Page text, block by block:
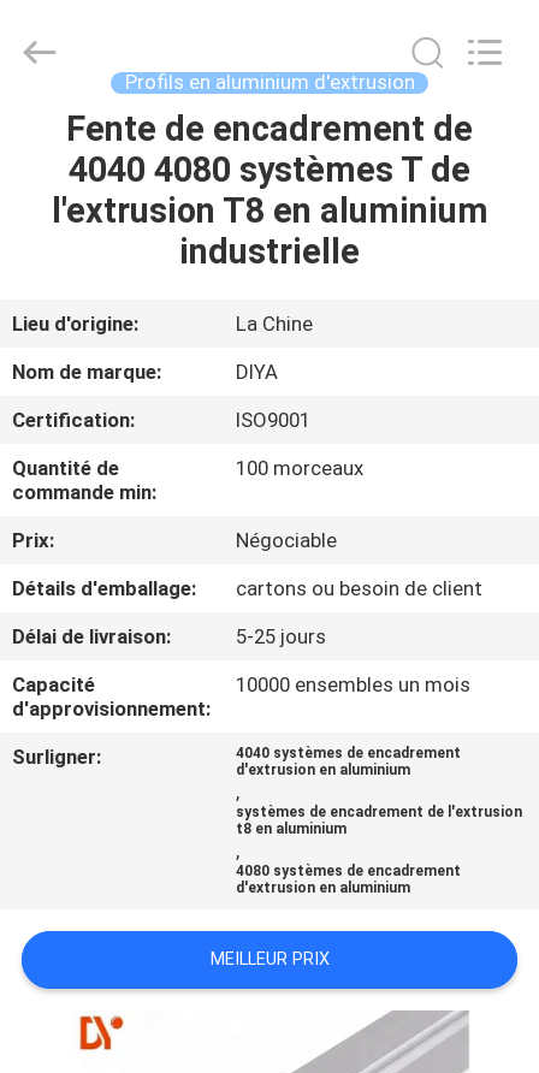
MAISON
PRODUITS
SUJET
DE
NOUS
VISITE
D'USINE
CONTRÔLE
DE
QUALITÉ
CONTACTEZ-
CAS
DEMANDEZ
Equipment
Profils en aluminium d'extrusion
Fente de encadrement de
4040 4080 systèmes T de
l'extrusion T8 en aluminium
industrielle
Lieu d'origine:
La Chine
Nom de marque:
DIYA
Certification:
ISO9001
Quantité de
commande min:
100 morceaux
Prix:
Négociable
Détails d'emballage:
cartons ou besoin de client
Délai de livraison:
5-25 jours
Capacité
d'approvisionnement:
10000 ensembles un mois
Surligner:
4040 systèmes de encadrement
d'extrusion en aluminium
,
systèmes de encadrement de l'extrusion
t8 en aluminium
,
4080 systèmes de encadrement
d'extrusion en aluminium
MEILLEUR PRIX